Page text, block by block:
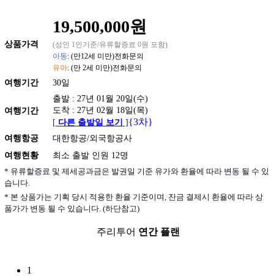
상품가격
19,500,000원
(성인 1인기준/유류할증료 0원 포함)
아동: (만12세 미만)전화문의
유아: (만 2세 미만)전화문의
여행기간 30일
여행기간
출발 : 27년 01월 20일(수)
도착 : 27년 02월 18일(목)
[ 다른 출발일 보기 ] {3차}
여행항공
대한항공/외국항공사
여행현황
최소 출발 인원 12명
* 유류할증료 및 제세공과금은 발권일 기준 유가와 환율에 따라 변동 될 수 있
습니다.
* 본 상품가는 기획 당시 적용한 환율 기준이며, 잔금 결제시 환율에 따라 상
품가가 변동 될 수 있습니다. (하단참고)
주리투어 연간 플랜
1